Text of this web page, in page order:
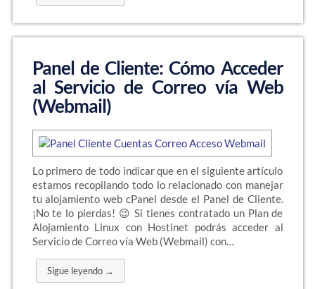
Panel de Cliente: Cómo Acceder
al Servicio de Correo vía Web
(Webmail)
Lo primero de todo indicar que en el siguiente artículo
estamos recopilando todo lo relacionado con manejar
tu alojamiento web cPanel desde el Panel de Cliente.
¡No te lo pierdas! 😉 Si tienes contratado un Plan de
Alojamiento Linux con Hostinet podrás acceder al
Servicio de Correo vía Web (Webmail) con…
Sigue leyendo →